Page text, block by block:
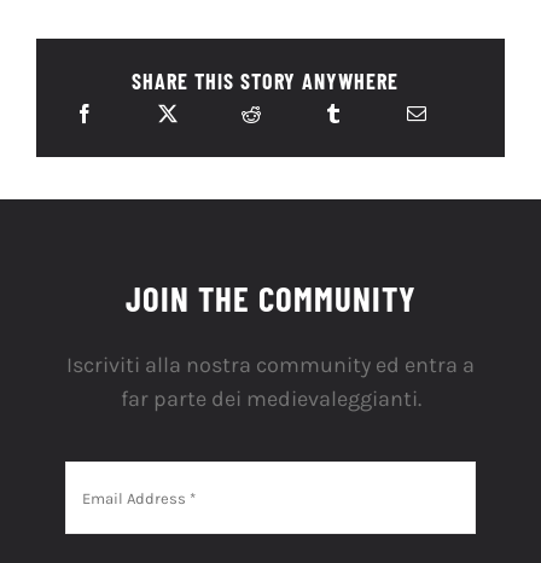
SHARE THIS STORY ANYWHERE
JOIN THE COMMUNITY
Iscriviti alla nostra community ed entra a
far parte dei medievaleggianti.